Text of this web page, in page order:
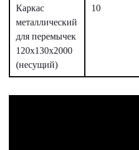
Каркас
металлический
для перемычек
120х130х2000
(несущий)
10